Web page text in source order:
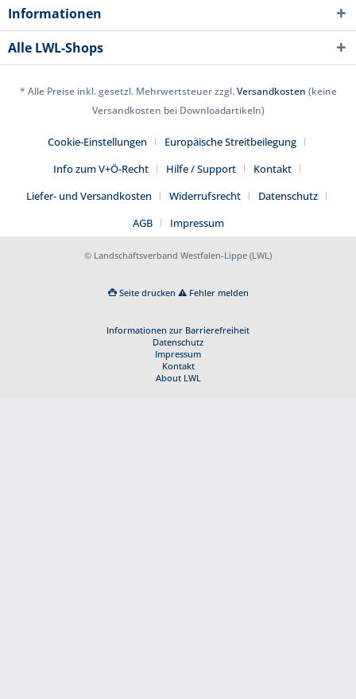
Informationen
Alle LWL-Shops
* Alle Preise inkl. gesetzl. Mehrwertsteuer zzgl.Versandkosten (keine
Versandkosten bei Downloadartikeln)
Cookie-Einstellungen
Europäische Streitbeilegung
Info zum V+Ö-Recht
Hilfe / Support
Kontakt
Liefer- und Versandkosten
Widerrufsrecht
Datenschutz
AGB
Impressum
© Landschaftsverband Westfalen-Lippe (LWL)
Seite drucken Fehler melden
Informationen zur Barrierefreiheit
Datenschutz
Impressum
Kontakt
About LWL